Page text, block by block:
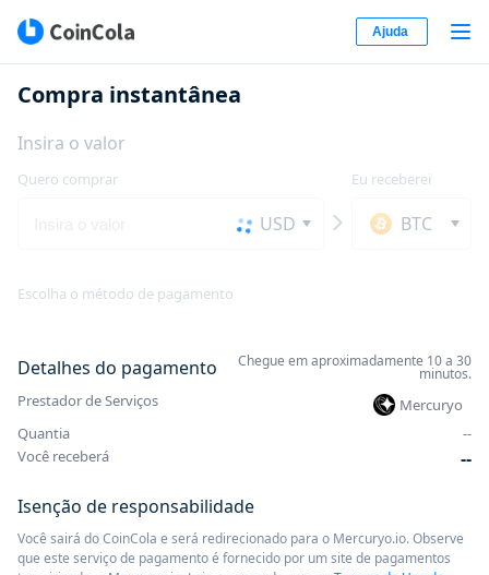
Ajuda
Compra instantânea
Insira o valor
Quero comprar
USD
Eu receberei
BTC
Escolha o método de pagamento
Detalhes do pagamento Chegue em aproximadamente 10 a 30
minutos.
Prestador de Serviços
Mercuryo
Quantia
--
Você receberá
--
Isenção de responsabilidade
Você sairá do CoinCola e será redirecionado para o Mercuryo.io. Observe
que este serviço de pagamento é fornecido por um site de pagamentos